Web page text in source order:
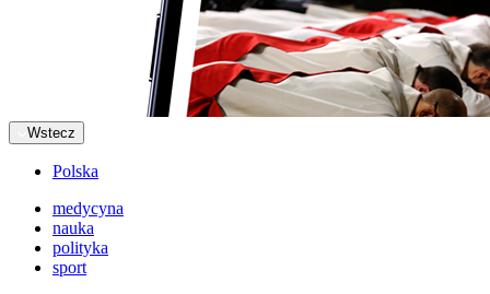
Wstecz
Polska
medycyna
nauka
polityka
sport